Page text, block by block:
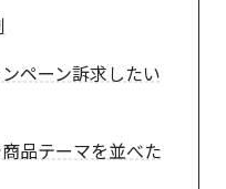
ペーン訴求したい
品テーマを並べた